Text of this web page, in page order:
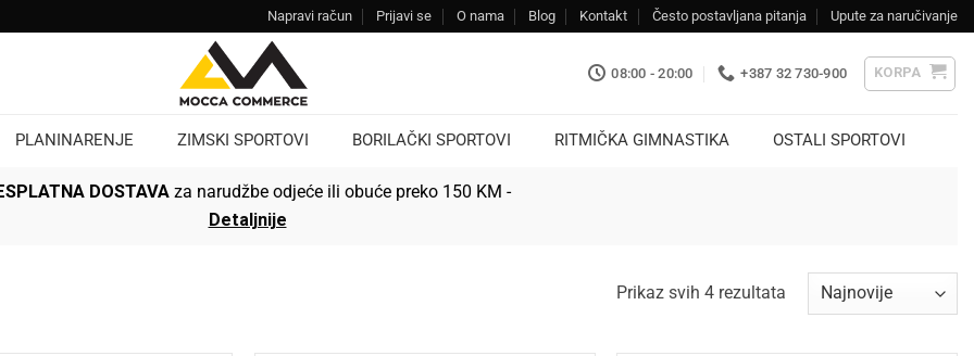
Napravi račun Prijavi se O nama Blog Kontakt Često postavljana pitanja Upute za naručivanje
08:00 - 20:00 +387 32 730-900 KORPA
PLANINARENJE ZIMSKI SPORTOVI BORILAČKI SPORTOVI RITMIČKA GIMNASTIKA OSTALI SPORTOVI
DOSTAVA za narudžbe odjeće ili obuće preko 150 KM -
Detaljnije
Prikaz svih 4 rezultataSorted